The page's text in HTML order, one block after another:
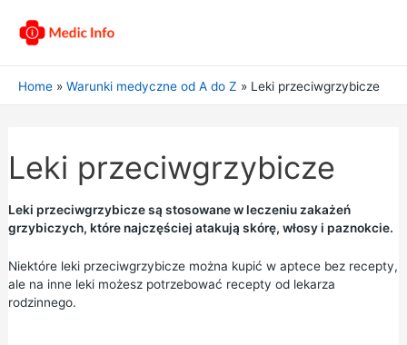
Home Warunki medyczne od A do Z Leki przeciwgrzybicze
Leki przeciwgrzybicze
Leki przeciwgrzybicze są stosowane w leczeniu zakażeń
grzybiczych, które najczęściej atakują skórę, włosy i paznokcie.
Niektóre leki przeciwgrzybicze można kupić w aptece bez recepty,
ale na inne leki możesz potrzebować recepty od lekarza
rodzinnego.